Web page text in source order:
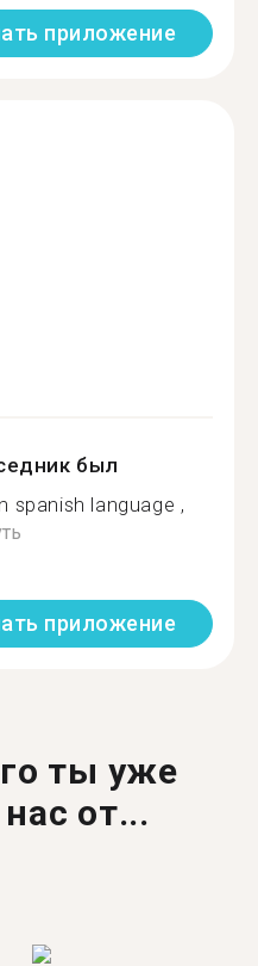
приложение
был
spanish language ,
приложение
ты уже
от...